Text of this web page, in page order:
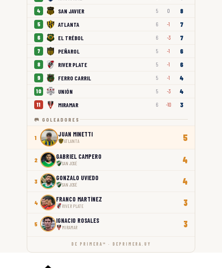
4 SAN JAVIER 5 0 8
5 ATLANTA 6 -1 7
6 EL TRÉBOL 6 -3 7
7 PEÑAROL 5 -1 6
8 RIVER PLATE 5 -1 6
9 FERRO CARRIL 5 -1 4
10 UNIÓN 5 -3 4
11 MIRAMAR 6 -10 3
🥅 GOLEADORES
1 JUAN MINETTI
ATLANTA 5
2 GABRIEL CAMPERO
SAN JOSÉ 4
3 GONZALO UVIEDO
SAN JOSÉ 4
4 FRANCO MARTÍNEZ
RIVER PLATE 3
5 IGNACIO ROSALES
MIRAMAR 3
DE PRIMERA™ · DEPRIMERA.UY